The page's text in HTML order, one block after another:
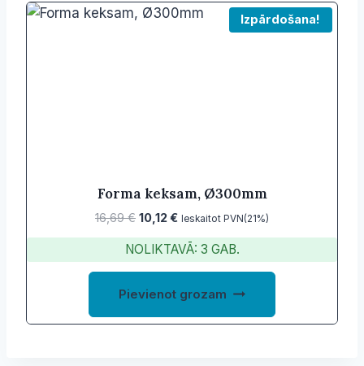
Izpārdošana!
Forma keksam, Ø300mm
16,69€ Original
price
was:
16,69 €.
10,12€Current
price
is:
10,12 €.
Ieskaitot PVN(21%)
NOLIKTAVĀ: 3 GAB.
Pievienot grozam